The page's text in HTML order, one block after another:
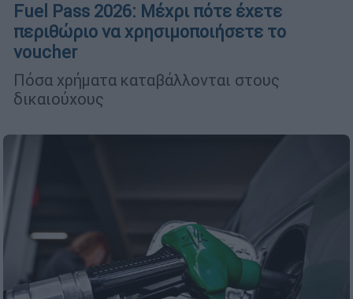
Fuel Pass 2026: Μέχρι πότε έχετε
περιθώριο να χρησιμοποιήσετε το
voucher
Πόσα χρήματα καταβάλλονται στους
δικαιούχους